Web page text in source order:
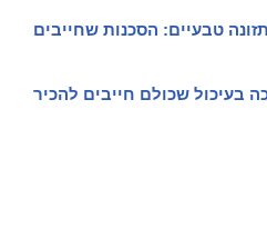
טבעיים: הסכנות שחייבים
בעיכול שכולם חייבים להכיר